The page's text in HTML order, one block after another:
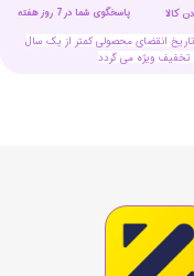
انقضای محصولی کمتر از یک سال
کالا پاسخگوی شما در 7 روز هفته